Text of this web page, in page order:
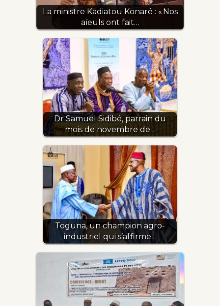
La ministre Kadiatou Konaré : « Nos
aïeuls ont fait…
Dr Samuel Sidibé, parrain du
mois de novembre de…
Toguna, un champion agro-
industriel qui s’affirme…